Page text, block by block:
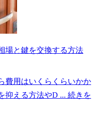
場と鍵を交換する方法
費用はいくらくらいかか
抑える方法やD ... 続きを